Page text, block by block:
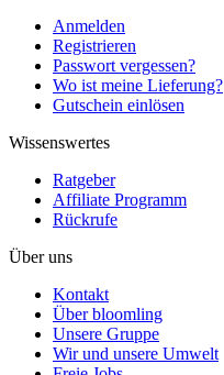
Anmelden
Registrieren
Passwort vergessen?
Wo ist meine Lieferung?
Gutschein einlösen
Wissenswertes
Ratgeber
Affiliate Programm
Rückrufe
Über uns
Kontakt
Über bloomling
Unsere Gruppe
Wir und unsere Umwelt